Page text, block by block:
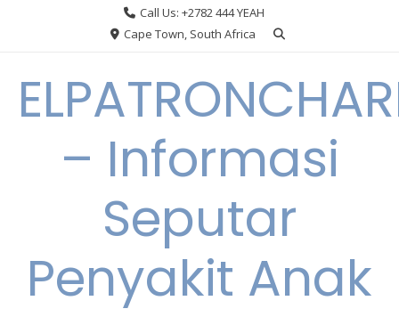
Call Us: +2782 444 YEAH
Cape Town, South Africa
– Informasi
Seputar
Penyakit Anak